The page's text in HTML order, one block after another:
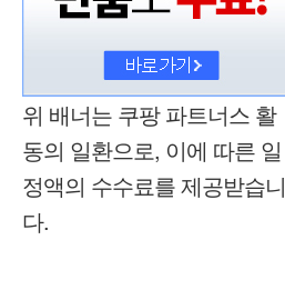
위 배너는 쿠팡 파트너스 활
동의 일환으로, 이에 따른 일
정액의 수수료를 제공받습니
다.